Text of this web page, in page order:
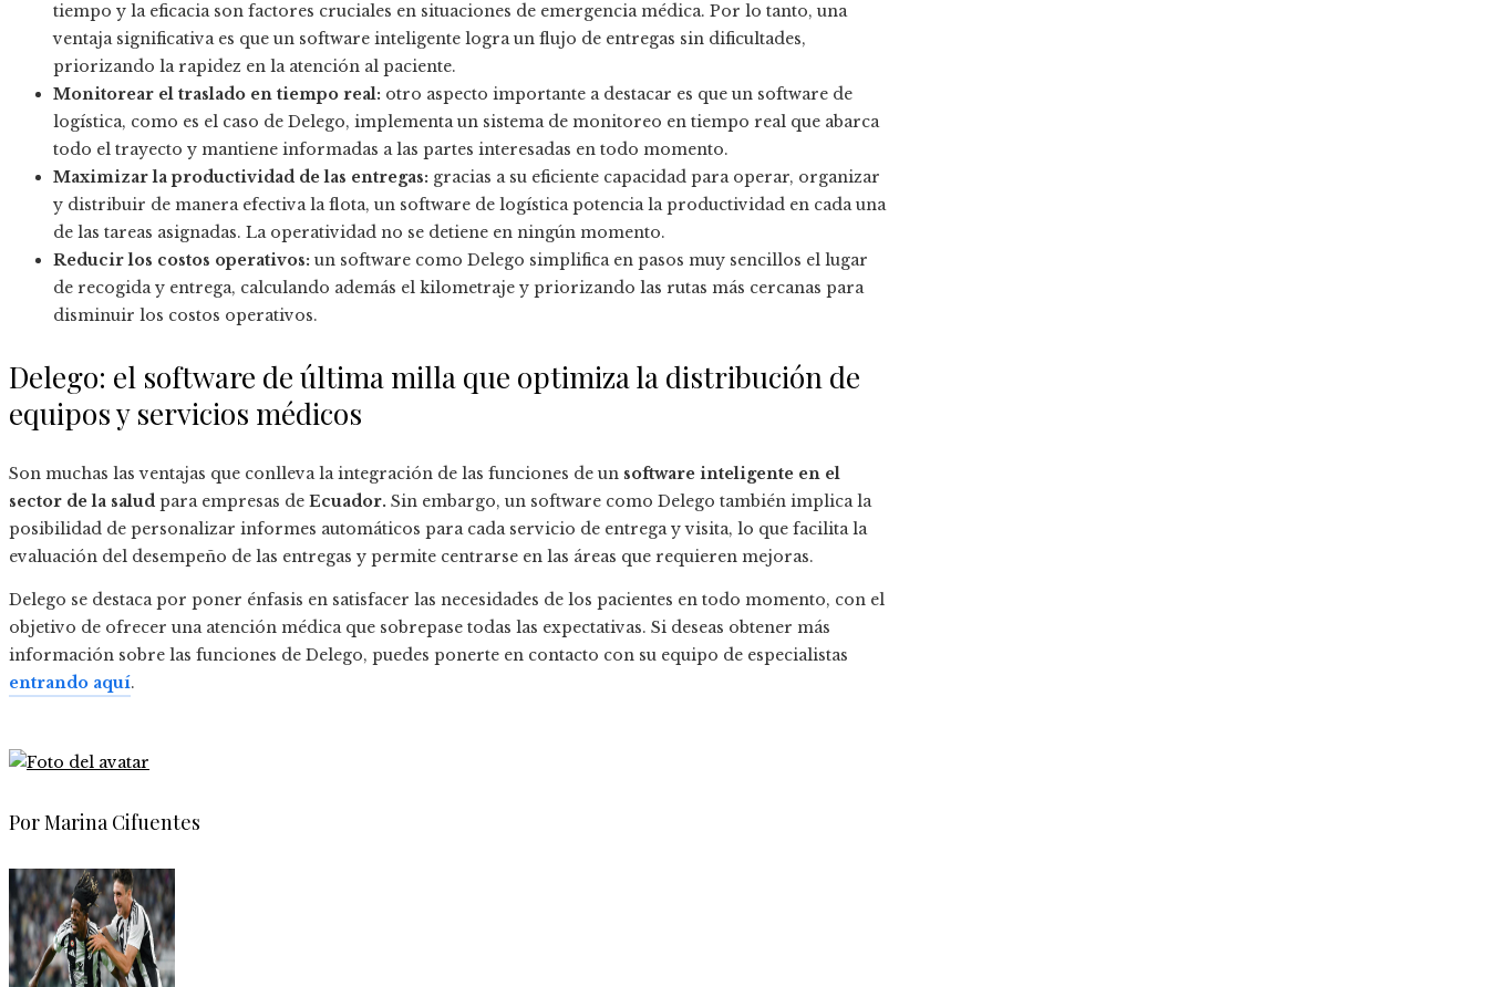
tiempo y la eficacia son factores cruciales en situaciones de emergencia médica. Por lo tanto, una
ventaja significativa es que un software inteligente logra un flujo de entregas sin dificultades,
priorizando la rapidez en la atención al paciente.
Monitorear el traslado en tiempo real: otro aspecto importante a destacar es que un software de
logística, como es el caso de Delego, implementa un sistema de monitoreo en tiempo real que abarca
todo el trayecto y mantiene informadas a las partes interesadas en todo momento.
Maximizar la productividad de las entregas: gracias a su eficiente capacidad para operar, organizar
y distribuir de manera efectiva la flota, un software de logística potencia la productividad en cada una
de las tareas asignadas. La operatividad no se detiene en ningún momento.
Reducir los costos operativos: un software como Delego simplifica en pasos muy sencillos el lugar
de recogida y entrega, calculando además el kilometraje y priorizando las rutas más cercanas para
disminuir los costos operativos.
Delego: el software de última milla que optimiza la distribución de
equipos y servicios médicos
Son muchas las ventajas que conlleva la integración de las funciones de un software inteligente en el
sector de la salud para empresas de Ecuador. Sin embargo, un software como Delego también implica la
posibilidad de personalizar informes automáticos para cada servicio de entrega y visita, lo que facilita la
evaluación del desempeño de las entregas y permite centrarse en las áreas que requieren mejoras.
Delego se destaca por poner énfasis en satisfacer las necesidades de los pacientes en todo momento, con el
objetivo de ofrecer una atención médica que sobrepase todas las expectativas. Si deseas obtener más
información sobre las funciones de Delego, puedes ponerte en contacto con su equipo de especialistas
entrando aquí.
Por Marina Cifuentes